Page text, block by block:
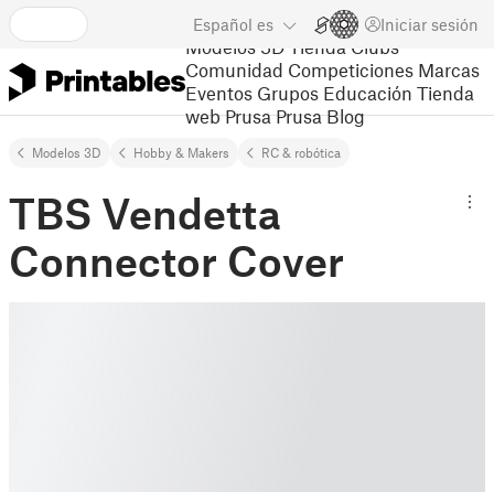
Español es Iniciar sesión
Modelos 3D Tienda Clubs
Comunidad Competiciones Marcas
Eventos Grupos Educación Tienda
web Prusa Prusa Blog
Modelos 3D Hobby & Makers RC & robótica
TBS Vendetta
Connector Cover